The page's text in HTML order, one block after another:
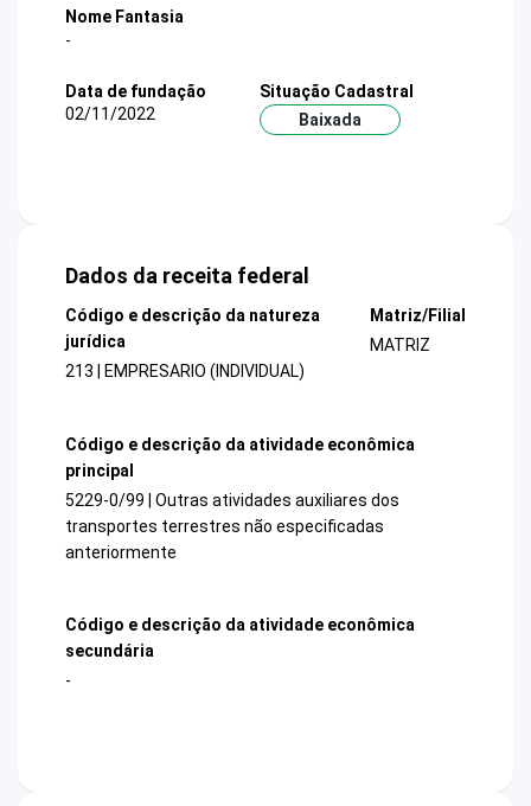
Nome Fantasia
-
Data de fundação
02/11/2022
Situação Cadastral
Baixada
Dados da receita federal
Código e descrição da natureza
jurídica
213 | EMPRESARIO (INDIVIDUAL)
Matriz/Filial
MATRIZ
Código e descrição da atividade econômica
principal
5229-0/99 | Outras atividades auxiliares dos
transportes terrestres não especificadas
anteriormente
Código e descrição da atividade econômica
secundária
-